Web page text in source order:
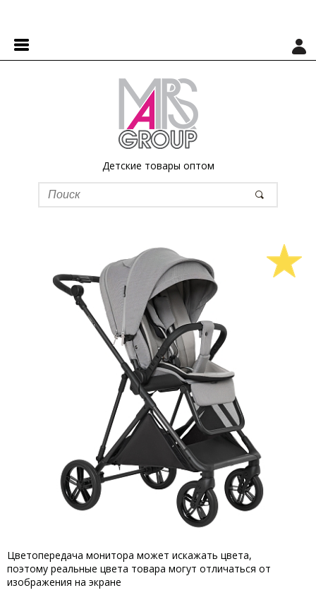
Детские товары оптом
Цветопередача монитора может искажать цвета,
поэтому реальные цвета товара могут отличаться от
изображения на экране